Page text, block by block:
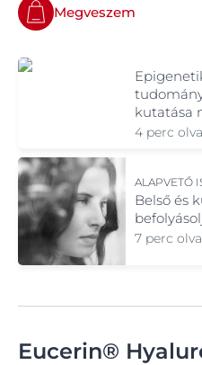
Megveszem
kutatása
4 perc
ALAPVETŐ
Belső és
7 perc
Eucerin®